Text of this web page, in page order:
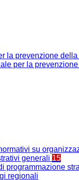
la prevenzione
per la
su
generali 15
programmazione
regionali